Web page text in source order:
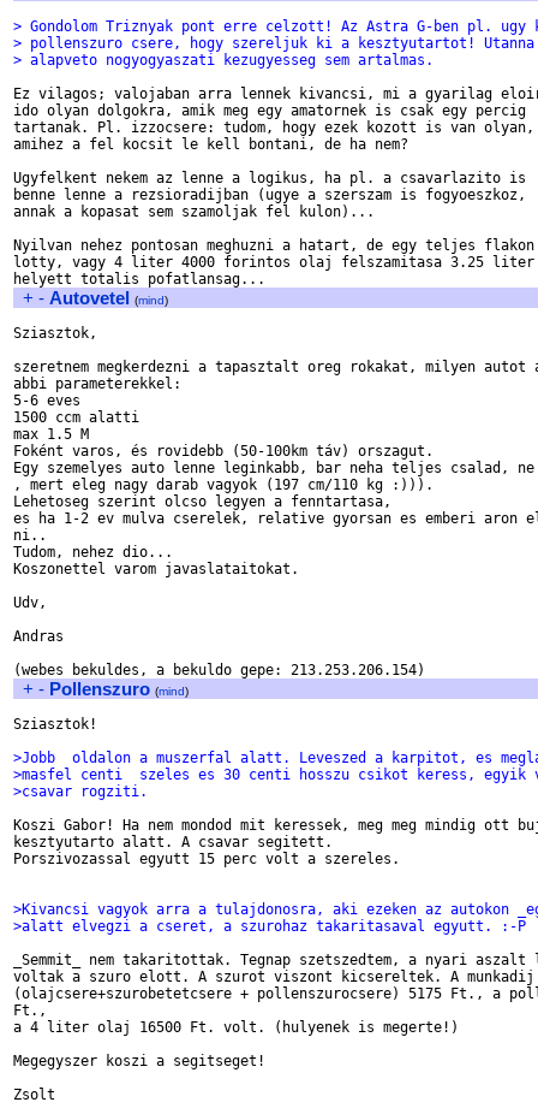
> Gondolom Triznyak pont erre celzott! Az Astra G-ben pl. ugy
> pollenszuro csere, hogy szereljuk ki a kesztyutartot! Utanna
> alapveto nogyogyaszati kezugyesseg sem artalmas.
Ez vilagos; valojaban arra lennek kivancsi, mi a gyarilag
ido olyan dolgokra, amik meg egy amatornek is csak egy percig
tartanak. Pl. izzocsere: tudom, hogy ezek kozott is van
amihez a fel kocsit le kell bontani, de ha nem?
Ugyfelkent nekem az lenne a logikus, ha pl. a csavarlazito is
benne lenne a rezsioradijban (ugye a szerszam is fogyoeszkoz,
annak a kopasat sem szamoljak fel kulon)...
Nyilvan nehez pontosan meghuzni a hatart, de egy teljes
lotty, vagy 4 liter 4000 forintos olaj felszamitasa 3.25
+ - Autovetel (mind)
Sziasztok,
szeretnem megkerdezni a tapasztalt oreg rokakat, milyen
abbi parameterekkel:
5-6 eves
1500 ccm alatti
max 1.5 M
Foként varos, és rovidebb (50-100km táv) orszagut.
Egy szemelyes auto lenne leginkabb, bar neha teljes csalad,
, mert eleg nagy darab vagyok (197 cm/110 kg :))).
Lehetoseg szerint olcso legyen a fenntartasa,
es ha 1-2 ev mulva cserelek, relative gyorsan es emberi aron el
ni..
Tudom, nehez dio...
Koszonettel varom javaslataitokat.
Udv,
Andras
+ - Pollenszuro (mind)
Sziasztok!
>Jobb  oldalon a muszerfal alatt. Leveszed a karpitot, es
>masfel centi  szeles es 30 centi hosszu csikot keress, egyik
>csavar rogziti.
Koszi Gabor! Ha nem mondod mit keressek, meg meg mindig ott
kesztyutarto alatt. A csavar segitett.
Porszivozassal egyutt 15 perc volt a szereles.
>Kivancsi vagyok arra a tulajdonosra, aki ezeken az autokon
>alatt elvegzi a cseret, a szurohaz takaritasaval egyutt. :-P
_Semmit_ nem takaritottak. Tegnap szetszedtem, a nyari aszalt
voltak a szuro elott. A szurot viszont kicsereltek. A munkadij
(olajcsere+szurobetetcsere + pollenszurocsere) 5175 Ft., a
Ft.,
a 4 liter olaj 16500 Ft. volt. (hulyenek is megerte!)
Megegyszer koszi a segitseget!